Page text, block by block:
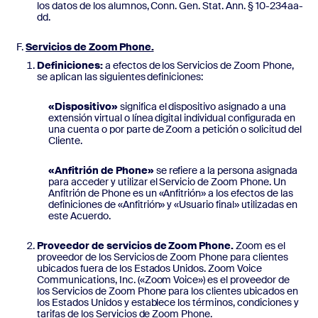
los datos de los alumnos, Conn. Gen. Stat. Ann. § 10-234aa-
dd.
Servicios de Zoom Phone.
Definiciones:a efectos de los Servicios de Zoom Phone,
se aplican las siguientes definiciones:
«Dispositivo»significa el dispositivo asignado a una
extensión virtual o línea digital individual configurada en
una cuenta o por parte de Zoom a petición o solicitud del
Cliente.
«Anfitrión de Phone»se refiere a la persona asignada
para acceder y utilizar el Servicio de Zoom Phone. Un
Anfitrión de Phone es un «Anfitrión» a los efectos de las
definiciones de «Anfitrión» y «Usuario final» utilizadas en
este Acuerdo.
Proveedor de servicios de Zoom Phone.Zoom es el
proveedor de los Servicios de Zoom Phone para clientes
ubicados fuera de los Estados Unidos. Zoom Voice
Communications, Inc. («Zoom Voice») es el proveedor de
los Servicios de Zoom Phone para los clientes ubicados en
los Estados Unidos y establece los términos, condiciones y
tarifas de los Servicios de Zoom Phone.